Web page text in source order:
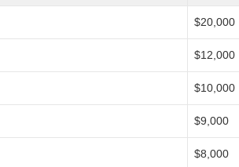
$20,000
$12,000
$10,000
$9,000
$8,000